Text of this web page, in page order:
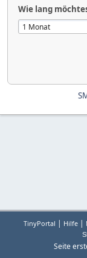
Wie lang
TinyPortal | Hilfe |
Seite